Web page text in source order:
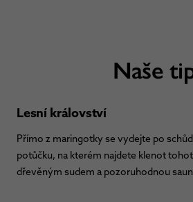
Naše
Lesní království
Přímo z maringotky se vydejte po
potůčku, na kterém najdete klenot
dřevěným sudem a pozoruhodnou